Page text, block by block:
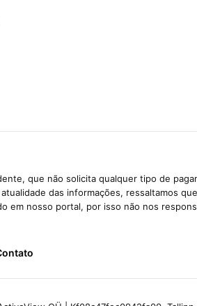
que não solicita qualquer tipo de
das informações, ressaltamos
em nosso portal, por isso não nos